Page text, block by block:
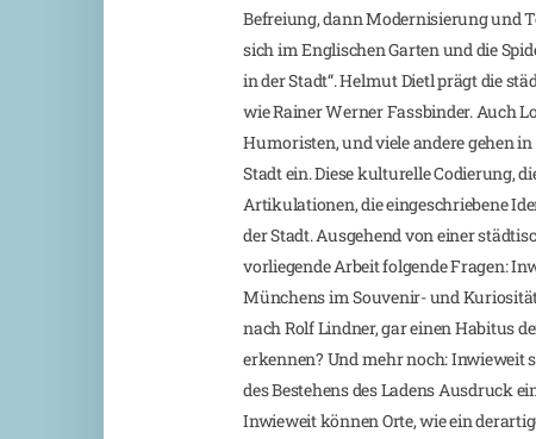
Befreiung, dann Modernisierung und
sich im Englischen Garten und die
in der Stadt“. Helmut Dietl prägt die
wie Rainer Werner Fassbinder. Auch
Humoristen, und viele andere gehen
Stadt ein. Diese kulturelle Codierung,
Artikulationen, die eingeschriebene
der Stadt. Ausgehend von einer
vorliegende Arbeit folgende Fragen:
Münchens im Souvenir- und
nach Rolf Lindner, gar einen Habitus
erkennen? Und mehr noch: Inwieweit
des Bestehens des Ladens Ausdruck
Inwieweit können Orte, wie ein